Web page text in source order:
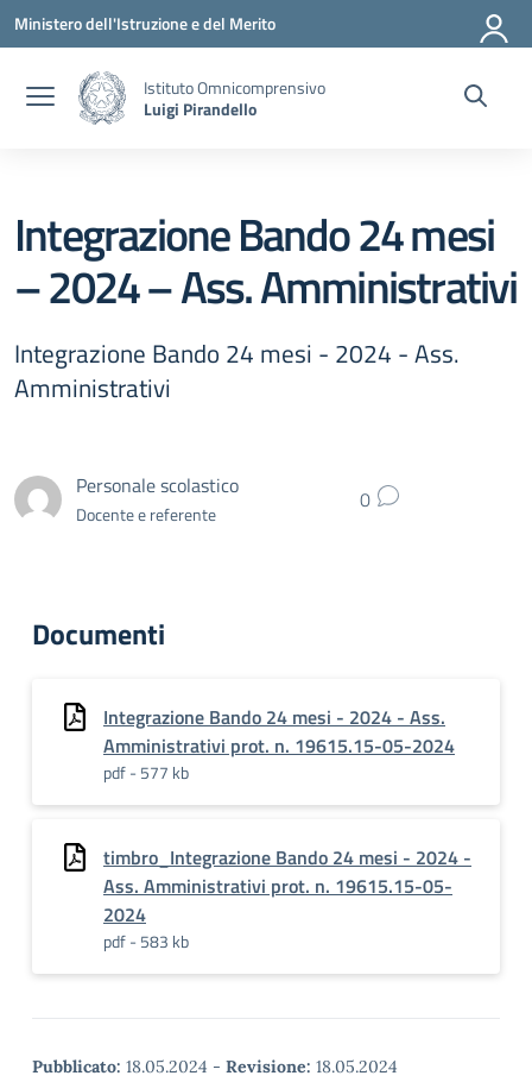
Vai ai contenuti
Vai al menu di navigazione
Vai al footer
Ministero dell'Istruzione e del Merito
Istituto Omnicomprensivo
Luigi Pirandello
Integrazione Bando 24 mesi
– 2024 – Ass. Amministrativi
Integrazione Bando 24 mesi - 2024 - Ass.
Amministrativi
Personale scolastico
Docente e referente 0
Documenti
Integrazione Bando 24 mesi - 2024 - Ass.
Amministrativi prot. n. 19615.15-05-2024
pdf - 577 kb
timbro_Integrazione Bando 24 mesi - 2024 -
Ass. Amministrativi prot. n. 19615.15-05-
2024
pdf - 583 kb
Pubblicato: 18.05.2024 - Revisione: 18.05.2024